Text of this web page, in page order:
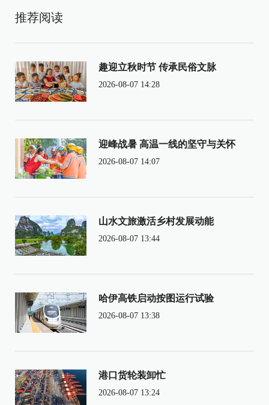
推荐阅读
趣迎立秋时节 传承民俗文脉
2026-08-07 14:28
迎峰战暑 高温一线的坚守与关怀
2026-08-07 14:07
山水文旅激活乡村发展动能
2026-08-07 13:44
哈伊高铁启动按图运行试验
2026-08-07 13:38
港口货轮装卸忙
2026-08-07 13:24